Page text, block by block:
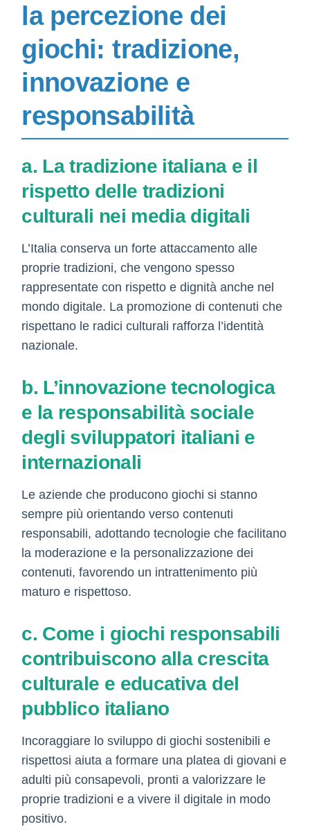
la percezione dei
giochi: tradizione,
innovazione e
responsabilità
a. La tradizione italiana e il
rispetto delle tradizioni
culturali nei media digitali
L’Italia conserva un forte attaccamento alle
proprie tradizioni, che vengono spesso
rappresentate con rispetto e dignità anche nel
mondo digitale. La promozione di contenuti che
rispettano le radici culturali rafforza l’identità
nazionale.
b. L’innovazione tecnologica
e la responsabilità sociale
degli sviluppatori italiani e
internazionali
Le aziende che producono giochi si stanno
sempre più orientando verso contenuti
responsabili, adottando tecnologie che facilitano
la moderazione e la personalizzazione dei
contenuti, favorendo un intrattenimento più
maturo e rispettoso.
c. Come i giochi responsabili
contribuiscono alla crescita
culturale e educativa del
pubblico italiano
Incoraggiare lo sviluppo di giochi sostenibili e
rispettosi aiuta a formare una platea di giovani e
adulti più consapevoli, pronti a valorizzare le
proprie tradizioni e a vivere il digitale in modo
positivo.